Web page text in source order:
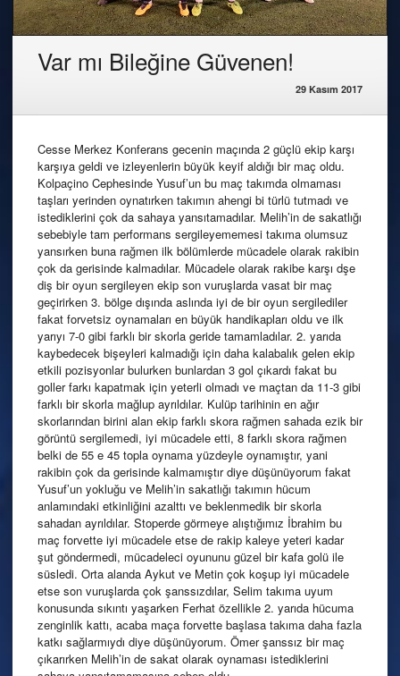
Var mı Bileğine Güvenen!
29 Kasım 2017
Cesse Merkez Konferans gecenin maçında 2 güçlü ekip karşı
karşıya geldi ve izleyenlerin büyük keyif aldığı bir maç oldu.
Kolpaçino Cephesinde Yusuf’un bu maç takımda olmaması
taşları yerinden oynatırken takımın ahengi bi türlü tutmadı ve
istediklerini çok da sahaya yansıtamadılar. Melih’in de sakatlığı
sebebiyle tam performans sergileyememesi takıma olumsuz
yansırken buna rağmen ilk bölümlerde mücadele olarak rakibin
çok da gerisinde kalmadılar. Mücadele olarak rakibe karşı dşe
diş bir oyun sergileyen ekip son vuruşlarda vasat bir maç
geçirirken 3. bölge dışında aslında iyi de bir oyun sergilediler
fakat forvetsiz oynamaları en büyük handikapları oldu ve ilk
yarıyı 7-0 gibi farklı bir skorla geride tamamladılar. 2. yarıda
kaybedecek bişeyleri kalmadığı için daha kalabalık gelen ekip
etkili pozisyonlar bulurken bunlardan 3 gol çıkardı fakat bu
goller farkı kapatmak için yeterli olmadı ve maçtan da 11-3 gibi
farklı bir skorla mağlup ayrıldılar. Kulüp tarihinin en ağır
skorlarından birini alan ekip farklı skora rağmen sahada ezik bir
görüntü sergilemedi, iyi mücadele etti, 8 farklı skora rağmen
belki de 55 e 45 topla oynama yüzdeyle oynamıştır, yani
rakibin çok da gerisinde kalmamıştır diye düşünüyorum fakat
Yusuf’un yokluğu ve Melih’in sakatlığı takımın hücum
anlamındaki etkinliğini azalttı ve beklenmedik bir skorla
sahadan ayrıldılar. Stoperde görmeye alıştığımız İbrahim bu
maç forvette iyi mücadele etse de rakip kaleye yeteri kadar
şut göndermedi, mücadeleci oyununu güzel bir kafa golü ile
süsledi. Orta alanda Aykut ve Metin çok koşup iyi mücadele
etse son vuruşlarda çok şanssızdılar, Selim takıma uyum
konusunda sıkıntı yaşarken Ferhat özellikle 2. yarıda hücuma
zenginlik kattı, acaba maça forvette başlasa takıma daha fazla
katkı sağlarmıydı diye düşünüyorum. Ömer şanssız bir maç
çıkarırken Melih’in de sakat olarak oynaması istediklerini